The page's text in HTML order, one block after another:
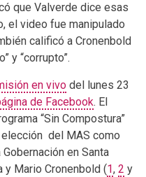
que Valverde dice esas
el video fue manipulado
calificó a Cronenbold
y “corrupto”.
en vivo del lunes 23
de Facebook. El
“Sin Compostura”
del MAS como
en Santa
y Mario Cronenbold (1, 2 y